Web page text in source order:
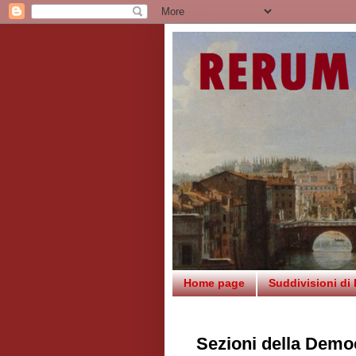
Home page Suddivisioni di
Sezioni della